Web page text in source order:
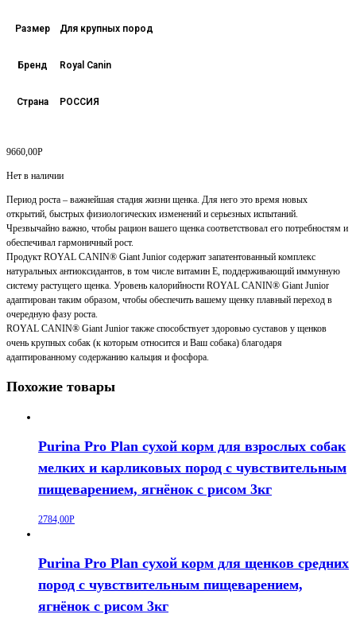
Размер Для крупных пород
Бренд Royal Canin
Страна РОССИЯ
9660,00Р
Нет в наличии
Период роста – важнейшая стадия жизни щенка. Для него это время новых
открытий, быстрых физиологических изменений и серьезных испытаний.
Чрезвычайно важно, чтобы рацион вашего щенка соответствовал его потребностям и
обеспечивал гармоничный рост.
Продукт ROYAL CANIN® Giant Junior содержит запатентованный комплекс
натуральных антиоксидантов, в том числе витамин Е, поддерживающий иммунную
систему растущего щенка. Уровень калорийности ROYAL CANIN® Giant Junior
адаптирован таким образом, чтобы обеспечить вашему щенку плавный переход в
очередную фазу роста.
ROYAL CANIN® Giant Junior также способствует здоровью суставов у щенков
очень крупных собак (к которым относится и Ваш собака) благодаря
адаптированному содержанию кальция и фосфора.
Похожие товары
Purina Pro Plan сухой корм для взрослых собак
мелких и карликовых пород с чувствительным
пищеварением, ягнёнок с рисом 3кг
2784,00Р
Purina Pro Plan сухой корм для щенков средних
пород с чувствительным пищеварением,
ягнёнок с рисом 3кг